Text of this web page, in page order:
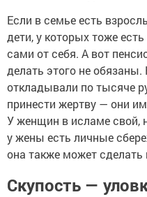
Если в семье есть
дети, у которых тоже
сами от себя. А вот
делать этого не обязаны.
откладывали по тысяче
принести жертву — они
У женщин в исламе свой,
у жены есть личные
она также может сделать
Скупость —